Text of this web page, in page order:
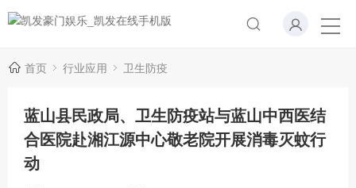
首页 行业应用 卫生防疫
蓝山县民政局、卫生防疫站与蓝山中西医结
合医院赴湘江源中心敬老院开展消毒灭蚊行
动